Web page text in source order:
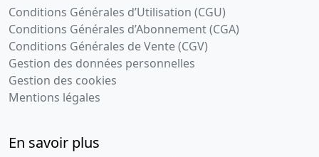
Conditions Générales d’Utilisation (CGU)
Conditions Générales d’Abonnement (CGA)
Conditions Générales de Vente (CGV)
Gestion des données personnelles
Gestion des cookies
Mentions légales
En savoir plus